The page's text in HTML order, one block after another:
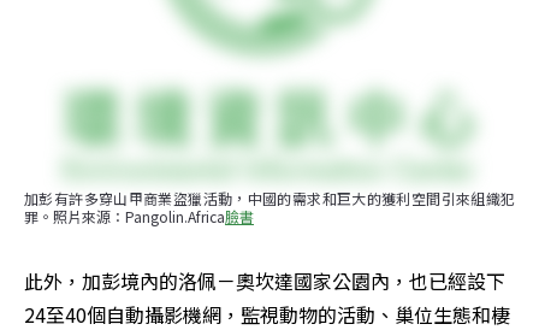
加彭有許多穿山甲商業盜獵活動，中國的需求和巨大的獲利空間引來組織犯
罪。照片來源：Pangolin.Africa臉書
此外，加彭境內的洛佩－奧坎達國家公園內，也已經設下
24至40個自動攝影機網，監視動物的活動、巢位生態和棲